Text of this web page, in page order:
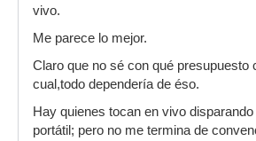
vivo.
Me parece lo mejor.
Claro que no sé con qué presupuesto
cual,todo dependería de éso.
Hay quienes tocan en vivo
portátil; pero no me termina de